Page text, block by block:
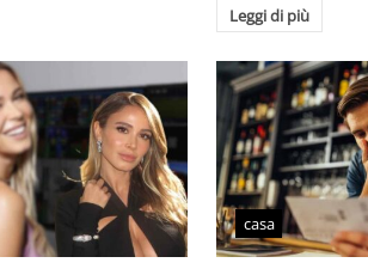
Leggi di più
casa